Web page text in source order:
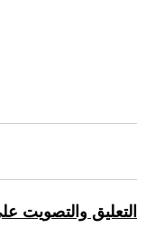
التعليق والتصويت